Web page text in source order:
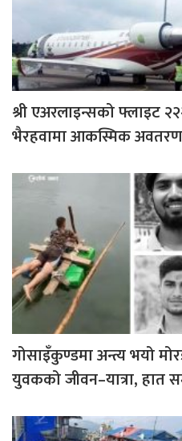
श्री एअरलाइन्सको फ्लाइट
भैरहवामा आकस्मिक अवतरण
गोसाइँकुण्डमा अन्त्य भयो
युवकको जीवन–यात्रा, हात